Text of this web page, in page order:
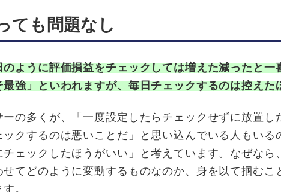
ても問題なし
ように評価損益をチェックしては増えた減ったと一
強」といわれますが、毎日チェックするのは控えた
ーの多くが、「一度設定したらチェックせずに放置し
クするのは悪いことだ」と思い込んでいる人もいる
ェックしたほうがいい」と考えています。なぜなら
てどのように変動するものなのか、身を以て掴むこ
。